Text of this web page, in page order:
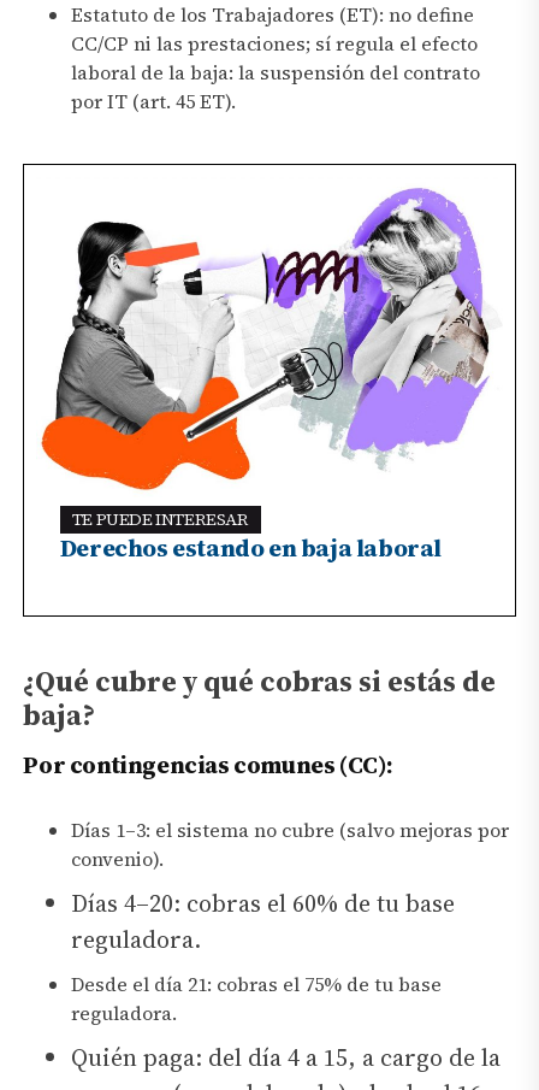
Estatuto de los Trabajadores (ET): no define
CC/CP ni las prestaciones; sí regula el efecto
laboral de la baja: la suspensión del contrato
por IT (art. 45 ET).
TE PUEDE INTERESAR
Derechos estando en baja laboral
¿Qué cubre y qué cobras si estás de
baja?
Por contingencias comunes (CC):
Días 1–3: el sistema no cubre (salvo mejoras por
convenio).
Días 4–20: cobras el 60% de tu base
reguladora.
Desde el día 21: cobras el 75% de tu base
reguladora.
Quién paga: del día 4 a 15, a cargo de la